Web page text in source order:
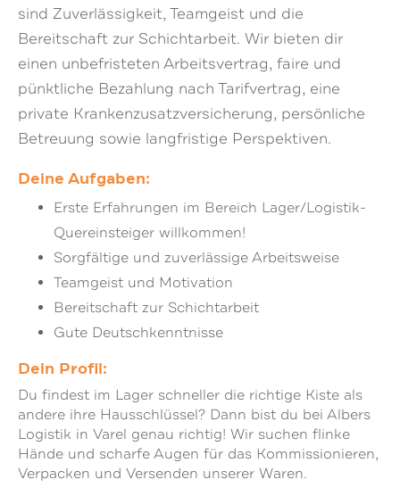
sind Zuverlässigkeit, Teamgeist und die
Bereitschaft zur Schichtarbeit. Wir bieten dir
einen unbefristeten Arbeitsvertrag, faire und
pünktliche Bezahlung nach Tarifvertrag, eine
private Krankenzusatzversicherung, persönliche
Betreuung sowie langfristige Perspektiven.
Deine Aufgaben:
Erste Erfahrungen im Bereich Lager/Logistik-
Quereinsteiger willkommen!
Sorgfältige und zuverlässige Arbeitsweise
Teamgeist und Motivation
Bereitschaft zur Schichtarbeit
Gute Deutschkenntnisse
Dein Profil:
Du findest im Lager schneller die richtige Kiste als
andere ihre Hausschlüssel? Dann bist du bei Albers
Logistik in Varel genau richtig! Wir suchen flinke
Hände und scharfe Augen für das Kommissionieren,
Verpacken und Versenden unserer Waren.